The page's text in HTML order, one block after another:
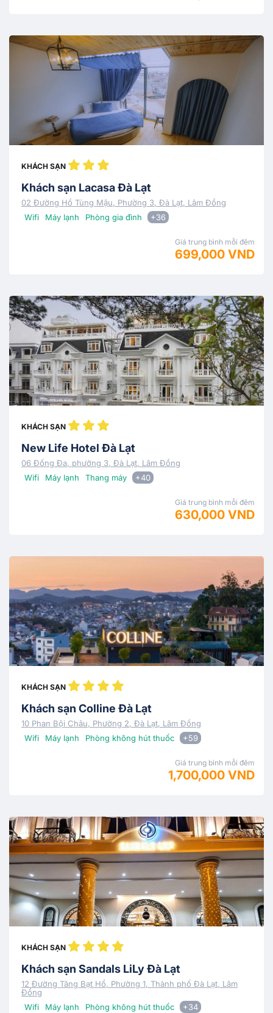
KHÁCH SẠN
Khách sạn Lacasa Đà Lạt
02 Đường Hồ Tùng Mậu, Phường 3, Đà Lạt, Lâm Đồng
Wifi
Máy lạnh Phòng gia đình +36
Giá trung bình mỗi đêm
699,000 VND
KHÁCH SẠN
New Life Hotel Đà Lạt
06 Đống Đa, phường 3, Đà Lạt, Lâm Đồng
Wifi
Máy lạnh Thang máy +40
Giá trung bình mỗi đêm
630,000 VND
KHÁCH SẠN
Khách sạn Colline Đà Lạt
10 Phan Bội Châu, Phường 2, Đà Lạt, Lâm Đồng
Wifi
Máy lạnh Phòng không hút thuốc +59
Giá trung bình mỗi đêm
1,700,000 VND
KHÁCH SẠN
Khách sạn Sandals LiLy Đà Lạt
12 Đường Tăng Bạt Hổ, Phường 1, Thành phố Đà Lạt, Lâm
Đồng
Wifi
Máy lạnh Phòng không hút thuốc +34